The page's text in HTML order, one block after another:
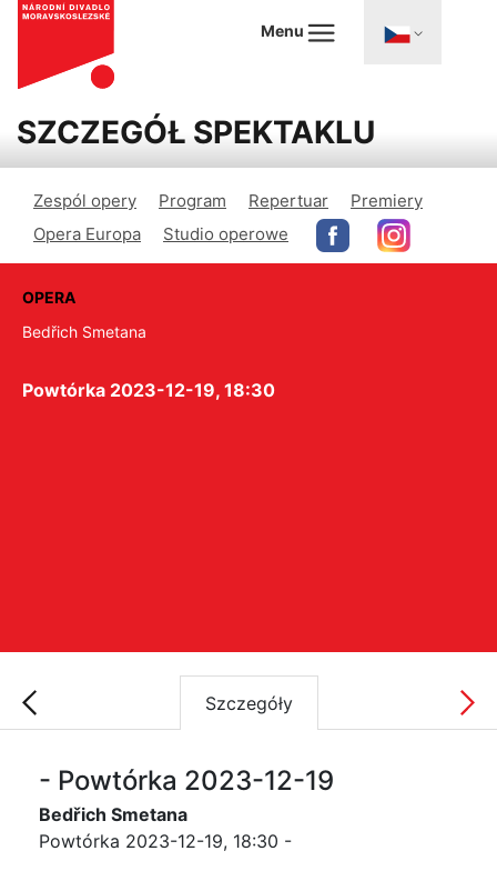
Menu
SZCZEGÓŁ SPEKTAKLU
Zespól opery Program Repertuar
Premiery
Opera Europa
Studio operowe
OPERA
Bedřich Smetana
Powtórka 2023-12-19, 18:30
Szczegóły
- Powtórka 2023-12-19
Bedřich Smetana
Powtórka 2023-12-19, 18:30 -